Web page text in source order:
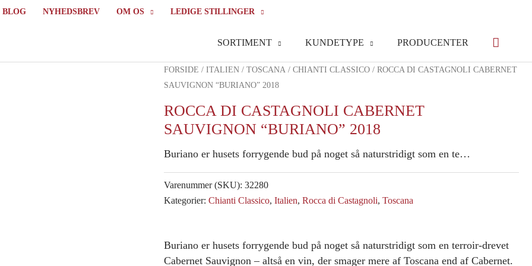
BLOG NYHEDSBREV OM OS LEDIGE STILLINGER
SORTIMENT KUNDETYPE PRODUCENTER
FORSIDE / ITALIEN / TOSCANA / CHIANTI CLASSICO / ROCCA DI CASTAGNOLI CABERNET
SAUVIGNON “BURIANO” 2018
ROCCA DI CASTAGNOLI CABERNET
SAUVIGNON “BURIANO” 2018
Buriano er husets forrygende bud på noget så naturstridigt som en te…
Varenummer (SKU): 32280
Kategorier: Chianti Classico, Italien, Rocca di Castagnoli, Toscana
Buriano er husets forrygende bud på noget så naturstridigt som en terroir-drevet
Cabernet Sauvignon – altså en vin, der smager mere af Toscana end af Cabernet.